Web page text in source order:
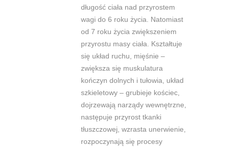
długość ciała nad przyrostem
wagi do 6 roku życia. Natomiast
od 7 roku życia zwiększeniem
przyrostu masy ciała. Kształtuje
się układ ruchu, mięśnie –
zwiększa się muskulatura
kończyn dolnych i tułowia, układ
szkieletowy – grubieje kościec,
dojrzewają narządy wewnętrzne,
następuje przyrost tkanki
tłuszczowej, wzrasta unerwienie,
rozpoczynają się procesy